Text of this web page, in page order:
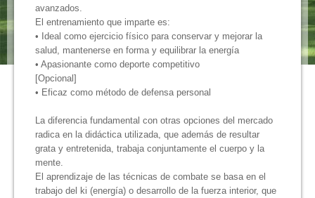
avanzados.
El entrenamiento que imparte es:
• Ideal como ejercicio físico para conservar y mejorar la
salud, mantenerse en forma y equilibrar la energía
• Apasionante como deporte competitivo
[Opcional]
• Eficaz como método de defensa personal
La diferencia fundamental con otras opciones del mercado
radica en la didáctica utilizada, que además de resultar
grata y entretenida, trabaja conjuntamente el cuerpo y la
mente.
El aprendizaje de las técnicas de combate se basa en el
trabajo del ki (energía) o desarrollo de la fuerza interior, que